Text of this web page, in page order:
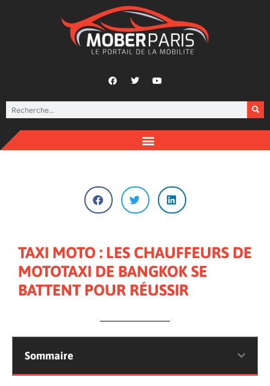
TAXI MOTO : LES CHAUFFEURS DE
MOTOTAXI DE BANGKOK SE
BATTENT POUR RÉUSSIR
Sommaire